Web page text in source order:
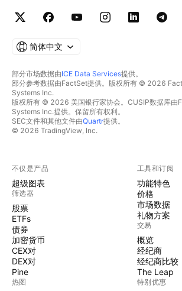
简体中文
部分市场数据由ICE Data Services提供。
部分参考数据由FactSet提供。版权所有 © 2026
Systems Inc.
版权所有 © 2026 美国银行家协会。CUSIP数据库由
Systems Inc.提供。保留所有权利。
SEC文件和其他文件由Quartr提供。
© 2026 TradingView, Inc.
不仅是产品
超级图表
筛选器
股票
ETFs
债券
加密货币
CEX对
DEX对
Pine
热图
工具和订阅
功能特色
价格
市场数据
礼物方案
交易
概览
经纪商
经纪商比较
The Leap
特别优惠